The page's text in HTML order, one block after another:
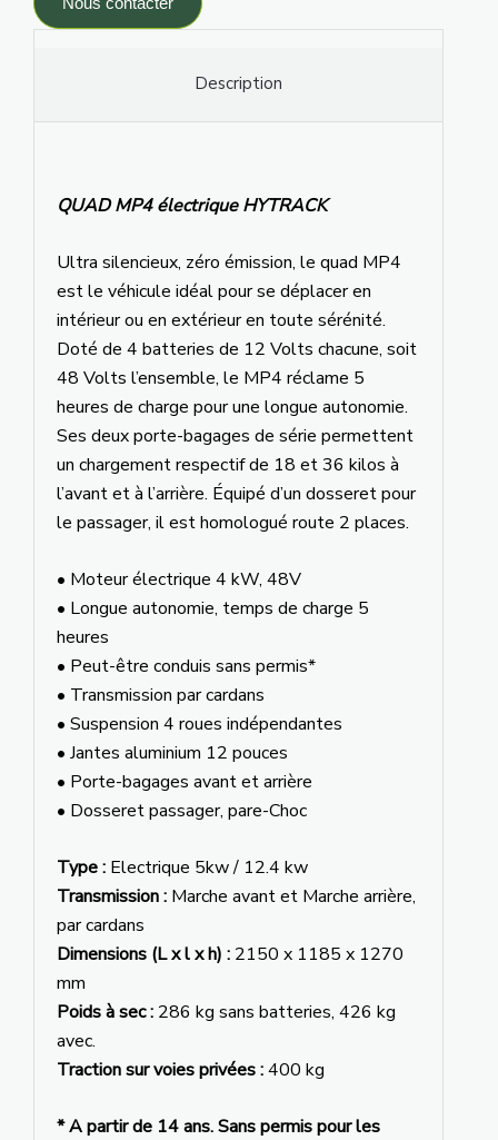
Description
QUAD MP4 électrique HYTRACK
Ultra silencieux, zéro émission, le quad MP4
est le véhicule idéal pour se déplacer en
intérieur ou en extérieur en toute sérénité.
Doté de 4 batteries de 12 Volts chacune, soit
48 Volts l’ensemble, le MP4 réclame 5
heures de charge pour une longue autonomie.
Ses deux porte-bagages de série permettent
un chargement respectif de 18 et 36 kilos à
l’avant et à l’arrière. Équipé d’un dosseret pour
le passager, il est homologué route 2 places.
• Moteur électrique 4 kW, 48V
• Longue autonomie, temps de charge 5
heures
• Peut-être conduis sans permis*
• Transmission par cardans
• Suspension 4 roues indépendantes
• Jantes aluminium 12 pouces
• Porte-bagages avant et arrière
• Dosseret passager, pare-Choc
Type :Electrique 5kw / 12.4 kw
Transmission :Marche avant et Marche arrière,
par cardans
Dimensions (L x l x h) : 2150 x 1185 x 1270
mm
Poids à sec :286 kg sans batteries, 426 kg
avec.
Traction sur voies privées :400 kg
* A partir de 14 ans. Sans permis pour les